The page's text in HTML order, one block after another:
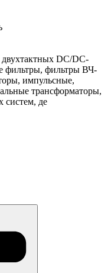
DC/DC-
фильтры, фильтры ВЧ-
импульсные,
трансформаторы,
систем, де